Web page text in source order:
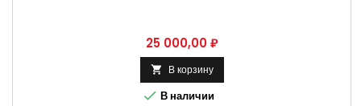
Цена
25 000,00 ₽
 В корзину
 В наличии